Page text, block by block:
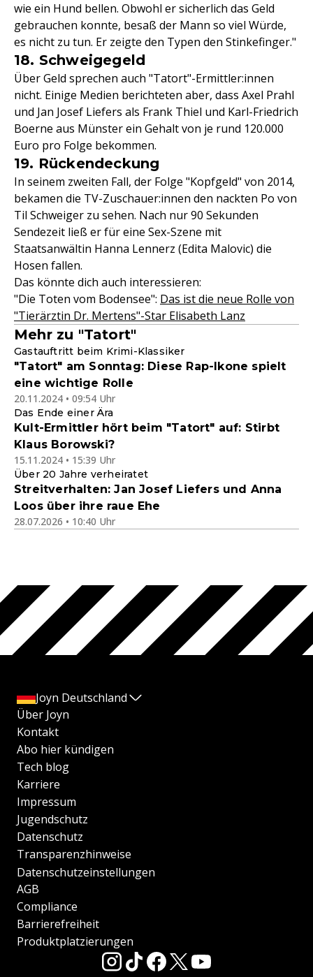
wie ein Hund bellen. Obwohl er sicherlich das Geld
gebrauchen konnte, besaß der Mann so viel Würde,
es nicht zu tun. Er zeigte den Typen den Stinkefinger."
18. Schweigegeld
Über Geld sprechen auch "Tatort"-Ermittler:innen
nicht. Einige Medien berichteten aber, dass Axel Prahl
und Jan Josef Liefers als Frank Thiel und Karl-Friedrich
Boerne aus Münster ein Gehalt von je rund 120.000
Euro pro Folge bekommen.
19. Rückendeckung
In seinem zweiten Fall, der Folge "Kopfgeld" von 2014,
bekamen die TV-Zuschauer:innen den nackten Po von
Til Schweiger zu sehen. Nach nur 90 Sekunden
Sendezeit ließ er für eine Sex-Szene mit
Staatsanwältin Hanna Lennerz (Edita Malovic) die
Hosen fallen.
Das könnte dich auch interessieren:
"Die Toten vom Bodensee": Das ist die neue Rolle von
"Tierärztin Dr. Mertens"-Star Elisabeth Lanz
Mehr zu "Tatort"
Gastauftritt beim Krimi-Klassiker
"Tatort" am Sonntag: Diese Rap-Ikone spielt
eine wichtige Rolle
20.11.2024 • 09:54 Uhr
Das Ende einer Ära
Kult-Ermittler hört beim "Tatort" auf: Stirbt
Klaus Borowski?
15.11.2024 • 15:39 Uhr
Über 20 Jahre verheiratet
Streitverhalten: Jan Josef Liefers und Anna
Loos über ihre raue Ehe
28.07.2026 • 10:40 Uhr
Joyn Deutschland
Über Joyn
Kontakt
Abo hier kündigen
Tech blog
Karriere
Impressum
Jugendschutz
Datenschutz
Transparenzhinweise
Datenschutzeinstellungen
AGB
Compliance
Barrierefreiheit
Produktplatzierungen